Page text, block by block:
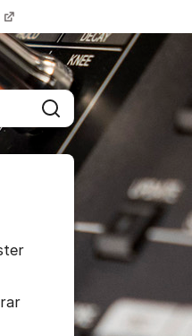
Sök
Fler supportlänkar